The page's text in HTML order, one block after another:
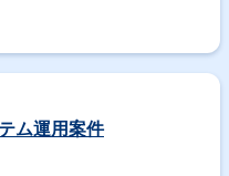
ム運用案件